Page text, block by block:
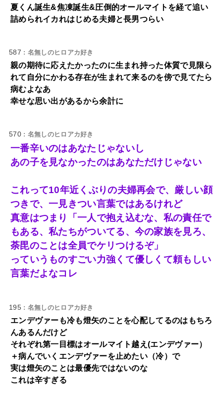
夏くん誕生&焦凍誕生&圧倒的オールマイトを経て追い
詰められイカれはじめる夫婦と長男つらい
587 : 名無しのヒロアカ好き
親の期待に応えたかったのに生まれ持った体質で見限ら
れて自分にかわる存在が生まれて来るのを傍で見てたら
病むよなあ
幸せな思い出があるから余計に
570 : 名無しのヒロアカ好き
一番辛いのはあなたじゃないし
あの子を見なかったのはあなただけじゃない
これって10年近くぶりの夫婦再会で、厳しい顔
つきで、一見きつい言葉ではあるけれど
真意はつまり「一人で抱え込むな、私の責任で
もある、私たちがついてる、今の家族を見ろ、
荼毘のことは全員でケリつけるぞ」
っていうものすごい力強くて優しくて頼もしい
言葉だよなコレ
195 : 名無しのヒロアカ好き
エンデヴァーも冷も燈矢のことを心配してるのはもちろ
んあるんだけど
それぞれ第一目標はオールマイト越え(エンデヴァー）
＋病んでいくエンデヴァーを止めたい（冷）で
実は燈矢のことは最優先ではないのな
これは辛すぎる